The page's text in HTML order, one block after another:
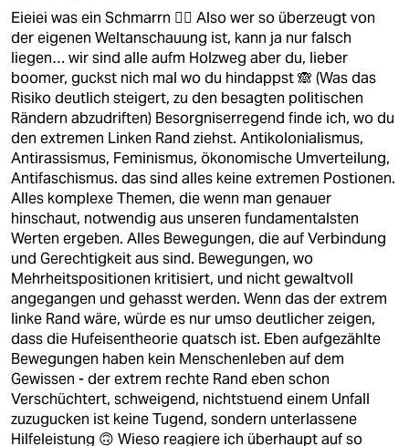
verlag
veranstaltungen
shop
fragen & hilfe
unterstützen
abo
genossenschaft
epaper login
Eieiei was ein Schmarrn 🙂‍↕️ Also wer so überzeugt von
der eigenen Weltanschauung ist, kann ja nur falsch
liegen… wir sind alle aufm Holzweg aber du, lieber
boomer, guckst nich mal wo du hindappst 🙈 (Was das
Risiko deutlich steigert, zu den besagten politischen
Rändern abzudriften) Besorgniserregend finde ich, wo du
den extremen Linken Rand ziehst. Antikolonialismus,
Antirassismus, Feminismus, ökonomische Umverteilung,
Antifaschismus. das sind alles keine extremen Postionen.
Alles komplexe Themen, die wenn man genauer
hinschaut, notwendig aus unseren fundamentalsten
Werten ergeben. Alles Bewegungen, die auf Verbindung
und Gerechtigkeit aus sind. Bewegungen, wo
Mehrheitspositionen kritisiert, und nicht gewaltvoll
angegangen und gehasst werden. Wenn das der extrem
linke Rand wäre, würde es nur umso deutlicher zeigen,
dass die Hufeisentheorie quatsch ist. Eben aufgezählte
Bewegungen haben kein Menschenleben auf dem
Gewissen - der extrem rechte Rand eben schon
Verschüchtert, schweigend, nichtstuend einem Unfall
zuzugucken ist keine Tugend, sondern unterlassene
Hilfeleistung 🙃 Wieso reagiere ich überhaupt auf so